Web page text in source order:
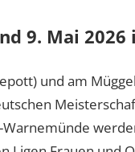
9. Mai
und am